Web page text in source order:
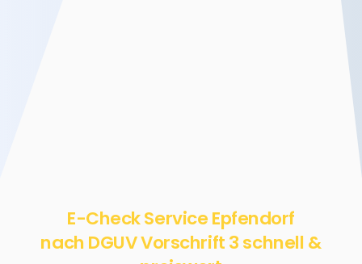
E-Check Service Epfendorf
nach DGUV Vorschrift 3 schnell &